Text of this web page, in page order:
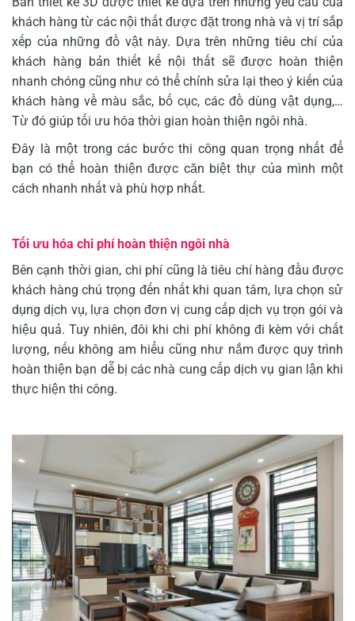
khách hàng từ các nội thất được đặt trong nhà và vị trí sắp
xếp của những đồ vật này. Dựa trên những tiêu chí của
khách hàng bản thiết kế nội thất sẽ được hoàn thiện
nhanh chóng cũng như có thể chỉnh sửa lại theo ý kiến của
khách hàng về màu sắc, bố cục, các đồ dùng vật dụng,…
Từ đó giúp tối ưu hóa thời gian hoàn thiện ngôi nhà.
Đây là một trong các bước thi công quan trọng nhất để
bạn có thể hoàn thiện được căn biệt thự của mình một
cách nhanh nhất và phù hợp nhất.
Tối ưu hóa chi phí hoàn thiện ngôi nhà
Bên cạnh thời gian, chi phí cũng là tiêu chí hàng đầu được
khách hàng chú trọng đến nhất khi quan tâm, lựa chọn sử
dụng dịch vụ, lựa chọn đơn vị cung cấp dịch vụ trọn gói và
hiệu quả. Tuy nhiên, đôi khi chi phí không đi kèm với chất
lượng, nếu không am hiểu cũng như nắm được quy trình
hoàn thiện bạn dễ bị các nhà cung cấp dịch vụ gian lận khi
thực hiện thi công.